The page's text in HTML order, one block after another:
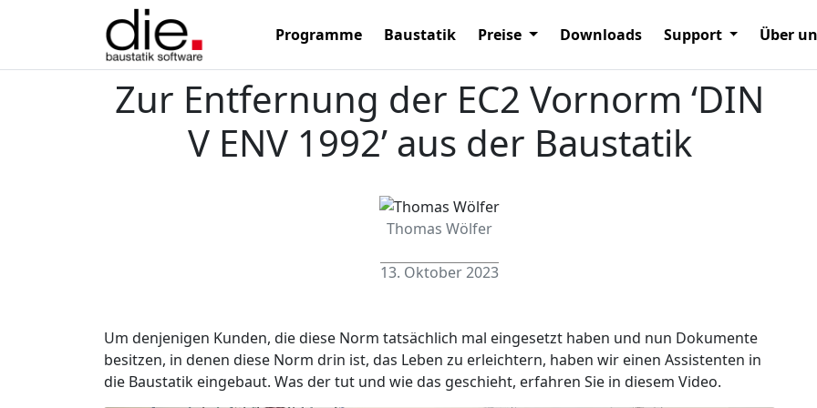
Programme Baustatik Preise Downloads Support Über
Zur Entfernung der EC2 Vornorm ‘DIN
V ENV 1992’ aus der Baustatik
Thomas Wölfer
13. Oktober 2023
Um denjenigen Kunden, die diese Norm tatsächlich mal eingesetzt haben und nun Dokumente
besitzen, in denen diese Norm drin ist, das Leben zu erleichtern, haben wir einen Assistenten in
die Baustatik eingebaut. Was der tut und wie das geschieht, erfahren Sie in diesem Video.